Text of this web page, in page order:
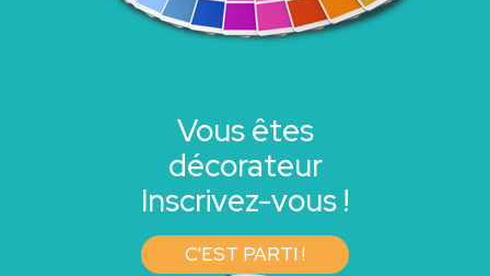
Vous êtes
décorateur
Inscrivez-vous !
C'EST PARTI !